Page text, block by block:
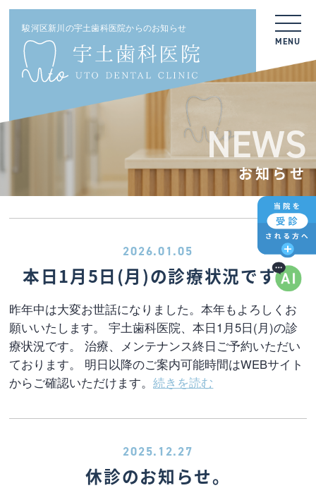
駿河区新川の宇土歯科医院からのお知らせ
MENU
NEWS
お知らせ
2026.01.05
本日1月5日(月)の診療状況です。
昨年中は大変お世話になりました。本年もよろしくお
願いいたします。 宇土歯科医院、本日1月5日(月)の診
療状況です。 治療、メンテナンス終日ご予約いただい
ております。 明日以降のご案内可能時間はWEBサイト
からご確認いただけます。続きを読む
2025.12.27
休診のお知らせ。